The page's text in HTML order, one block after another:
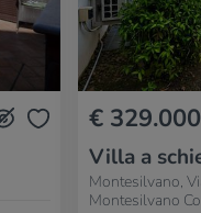
€ 329.000
Villa a
Montesilvano,
Montesilvano